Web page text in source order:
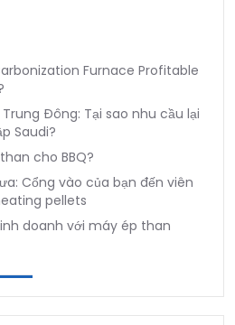
Furnace Profitable
Đông: Tại sao nhu cầu lại
Saudi?
cho BBQ?
Cổng vào của bạn đến viên
pellets
doanh với máy ép than